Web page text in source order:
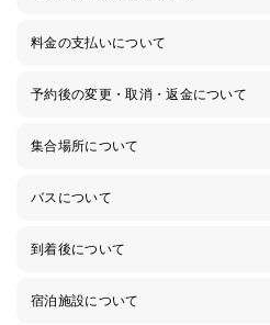
料金の支払いについて
予約後の変更・取消・返金について
集合場所について
バスについて
到着後について
宿泊施設について